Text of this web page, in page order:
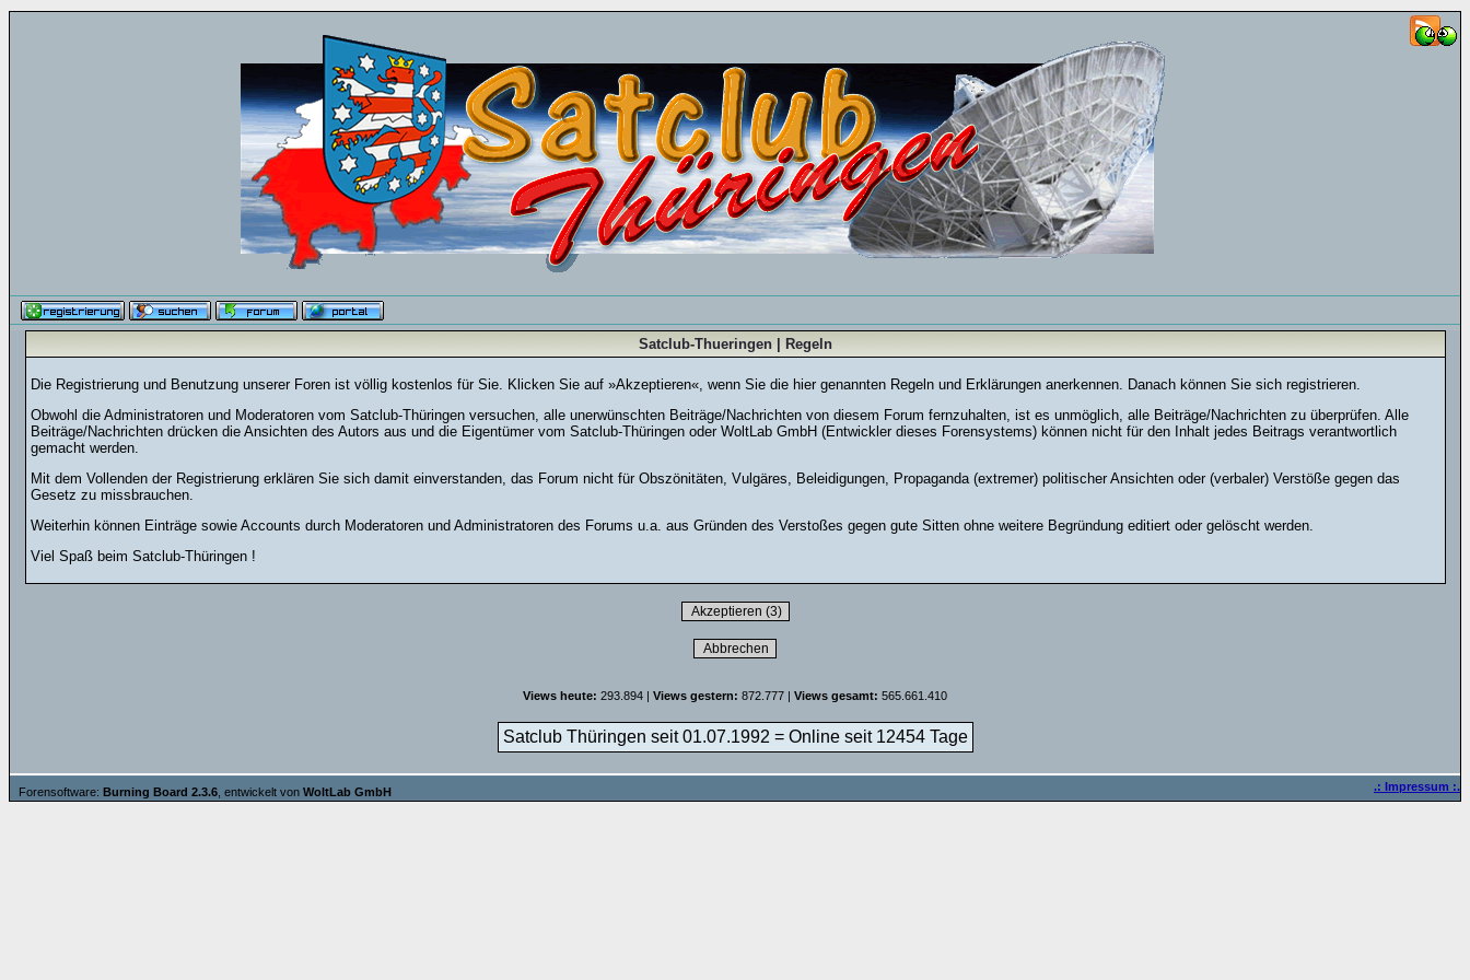
Satclub-Thueringen | Regeln
Die Registrierung und Benutzung unserer Foren ist völlig kostenlos für Sie. Klicken Sie auf »Akzeptieren«, wenn Sie die hier genannten Regeln und Erklärungen anerkennen. Danach können Sie sich registrieren.
Obwohl die Administratoren und Moderatoren vom Satclub-Thüringen versuchen, alle unerwünschten Beiträge/Nachrichten von diesem Forum fernzuhalten, ist es unmöglich, alle Beiträge/Nachrichten zu überprüfen. Alle
Beiträge/Nachrichten drücken die Ansichten des Autors aus und die Eigentümer vom Satclub-Thüringen oder WoltLab GmbH (Entwickler dieses Forensystems) können nicht für den Inhalt jedes Beitrags verantwortlich
gemacht werden.
Mit dem Vollenden der Registrierung erklären Sie sich damit einverstanden, das Forum nicht für Obszönitäten, Vulgäres, Beleidigungen, Propaganda (extremer) politischer Ansichten oder (verbaler) Verstöße gegen das
Gesetz zu missbrauchen.
Weiterhin können Einträge sowie Accounts durch Moderatoren und Administratoren des Forums u.a. aus Gründen des Verstoßes gegen gute Sitten ohne weitere Begründung editiert oder gelöscht werden.
Viel Spaß beim Satclub-Thüringen !
Views heute: 293.894 | Views gestern: 872.777 | Views gesamt: 565.661.410
Satclub Thüringen seit 01.07.1992 = Online seit 12454 Tage
Forensoftware: Burning Board 2.3.6 , entwickelt von WoltLab GmbH .: Impressum :.